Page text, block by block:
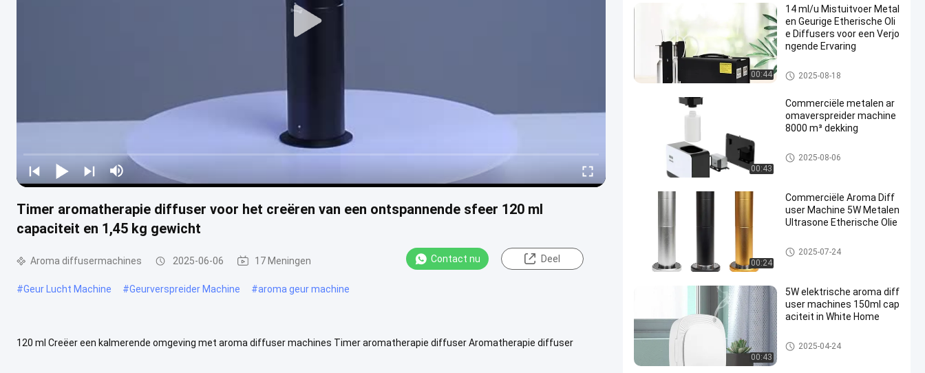
Timer aromatherapie diffuser voor het creëren van een ontspannende sfeer 120 ml
capaciteit en 1,45 kg gewicht
Aroma diffusermachines 2025-06-06 17 Meningen Contact nu Deel
#Geur Lucht Machine #Geurverspreider Machine #aroma geur machine
120 ml Creëer een kalmerende omgeving met aroma diffuser machines Timer aromatherapie diffuser Aromatherapie diffuser
00:44
14 ml/u Mistuitvoer Metal
en Geurige Etherische Oli
e Diffusers voor een Verjo
ngende Ervaring
Aroma diffusermachines
2025-08-18
00:43
Commerciële metalen ar
omaverspreider machine
8000 m³ dekking
Aroma diffusermachines
2025-08-06
00:24
Commerciële Aroma Diff
user Machine 5W Metalen
Ultrasone Etherische Olie
Aroma diffusermachines
2025-07-24
00:43
5W elektrische aroma diff
user machines 150ml cap
aciteit in White Home
Aroma diffusermachines
2025-04-24